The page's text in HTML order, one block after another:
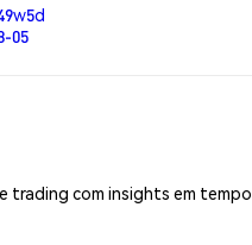
05
com insights em tempo